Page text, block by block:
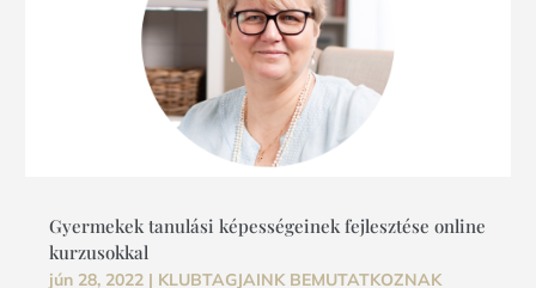
Gyermekek tanulási képességeinek fejlesztése online
kurzusokkal
jún 28, 2022 | KLUBTAGJAINK BEMUTATKOZNAK